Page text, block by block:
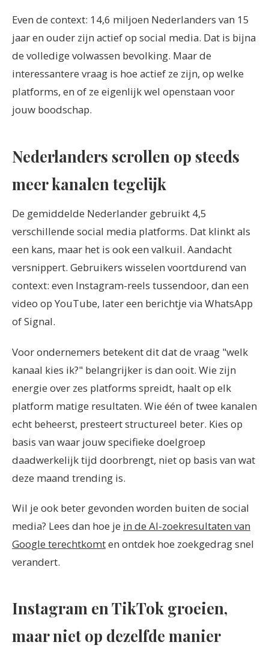
Even de context: 14,6 miljoen Nederlanders van 15
jaar en ouder zijn actief op social media. Dat is bijna
de volledige volwassen bevolking. Maar de
interessantere vraag is hoe actief ze zijn, op welke
platforms, en of ze eigenlijk wel openstaan voor
jouw boodschap.
Nederlanders scrollen op steeds
meer kanalen tegelijk
De gemiddelde Nederlander gebruikt 4,5
verschillende social media platforms. Dat klinkt als
een kans, maar het is ook een valkuil. Aandacht
versnippert. Gebruikers wisselen voortdurend van
context: even Instagram-reels tussendoor, dan een
video op YouTube, later een berichtje via WhatsApp
of Signal.
Voor ondernemers betekent dit dat de vraag "welk
kanaal kies ik?" belangrijker is dan ooit. Wie zijn
energie over zes platforms spreidt, haalt op elk
platform matige resultaten. Wie één of twee kanalen
echt beheerst, presteert structureel beter. Kies op
basis van waar jouw specifieke doelgroep
daadwerkelijk tijd doorbrengt, niet op basis van wat
deze maand trending is.
Wil je ook beter gevonden worden buiten de social
media? Lees dan hoe je in de AI-zoekresultaten van
Google terechtkomten ontdek hoe zoekgedrag snel
verandert.
Instagram en TikTok groeien,
maar niet op dezelfde manier